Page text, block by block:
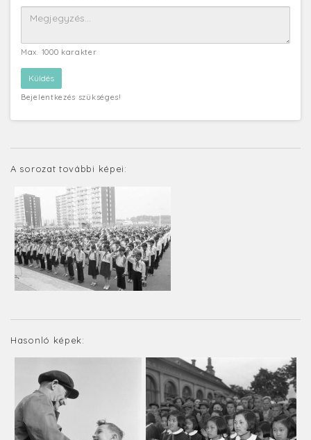
Max. 1000 karakter
Bejelentkezés szükséges!
A sorozat további képei:
Hasonló képek: